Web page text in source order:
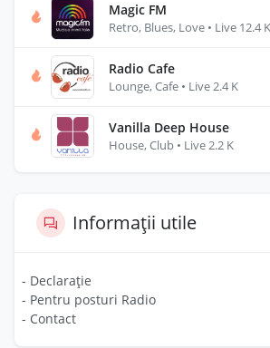
Magic FM
Retro, Blues, Love • Live 12.4 K
Radio Cafe
Lounge, Cafe • Live 2.4 K
Vanilla Deep House
House, Club • Live 2.2 K
Informații utile
- Declarație
- Pentru posturi Radio
- Contact